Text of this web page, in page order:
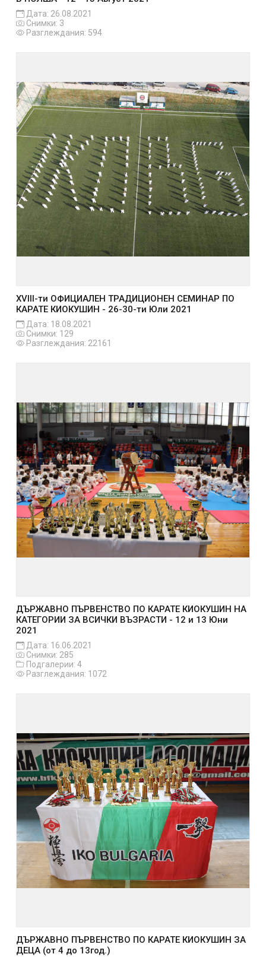
Дата: 26.08.2021
Снимки: 3
Разглеждания: 594
XVIII-ти ОФИЦИАЛЕН ТРАДИЦИОНЕН СЕМИНАР ПО
КАРАТЕ КИОКУШИН - 26-30-ти Юли 2021
Дата: 18.08.2021
Снимки: 129
Разглеждания: 22161
ДЪРЖАВНО ПЪРВЕНСТВО ПО КАРАТЕ КИОКУШИН НА
КАТЕГОРИИ ЗА ВСИЧКИ ВЪЗРАСТИ - 12 и 13 Юни
2021
Дата: 16.06.2021
Снимки: 285
Подгалерии: 4
Разглеждания: 1072
ДЪРЖАВНО ПЪРВЕНСТВО ПО КАРАТЕ КИОКУШИН ЗА
ДЕЦА (от 4 до 13год.)